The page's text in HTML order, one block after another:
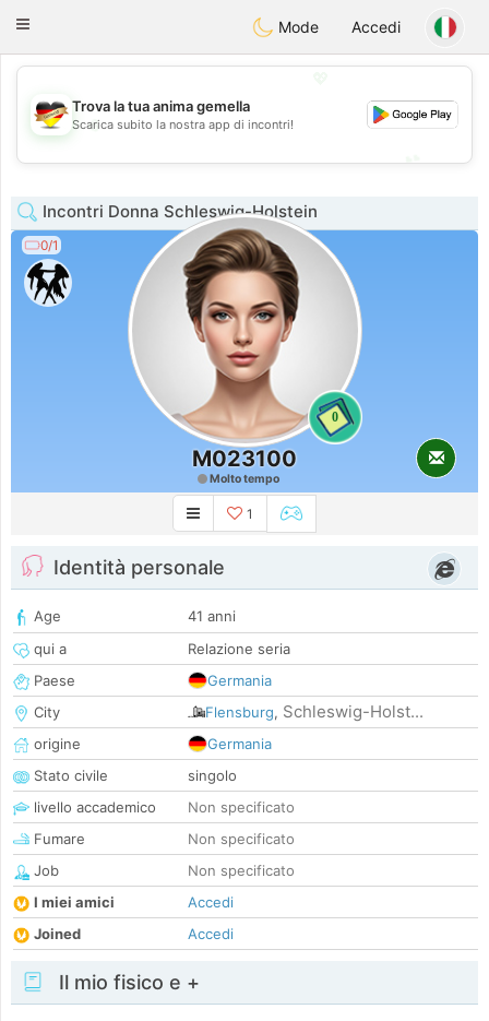
DeutschDating
Toggle
Mode Accedi
💖
Trova la tua anima gemella
Scarica subito la nostra app di incontri!
Incontri Donna Schleswig-Holstein
0/1
0
M023100
Molto tempo
1
Identità personale
Age
41 anni
qui a
Relazione seria
Paese
Germania
City
Flensburg, Schleswig-Holst...
origine
Germania
Stato civile
singolo
livello accademico
Non specificato
Fumare
Non specificato
Job
Non specificato
I miei amici
Accedi
Joined
Accedi
Il mio fisico e +